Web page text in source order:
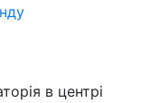
в центрі